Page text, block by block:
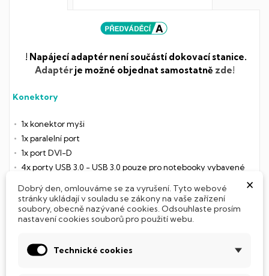
! Napájecí adaptér není součástí dokovací stanice.
Adaptérje možné objednat samostatně zde!
Konektory
1x konektor myši
1x paralelní port
1x port DVI-D
4x porty USB 3.0 - USB 3.0 pouze pro notebooky vybavené
1x konektor RJ-45 (síť)
1x konektor DisplayPort
1x port VGA
1x konektor pro klávesnici
×
Dobrý den, omlouváme se za vyrušení. Tyto webové
stránky ukládají v souladu se zákony na vaše zařízení
soubory, obecně nazývané cookies. Odsouhlaste prosím
nastavení cookies souborů pro použití webu.
Technické cookies